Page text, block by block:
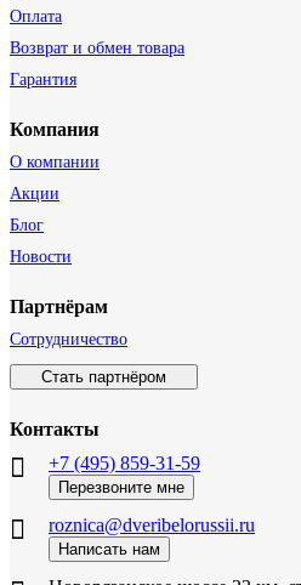
Оплата
Возврат и обмен товара
Гарантия
Компания
О компании
Акции
Блог
Новости
Партнёрам
Сотрудничество
Стать партнёром
Контакты
+7 (495) 859-31-59
Перезвоните мне
roznica@dveribelorussii.ru
Написать нам